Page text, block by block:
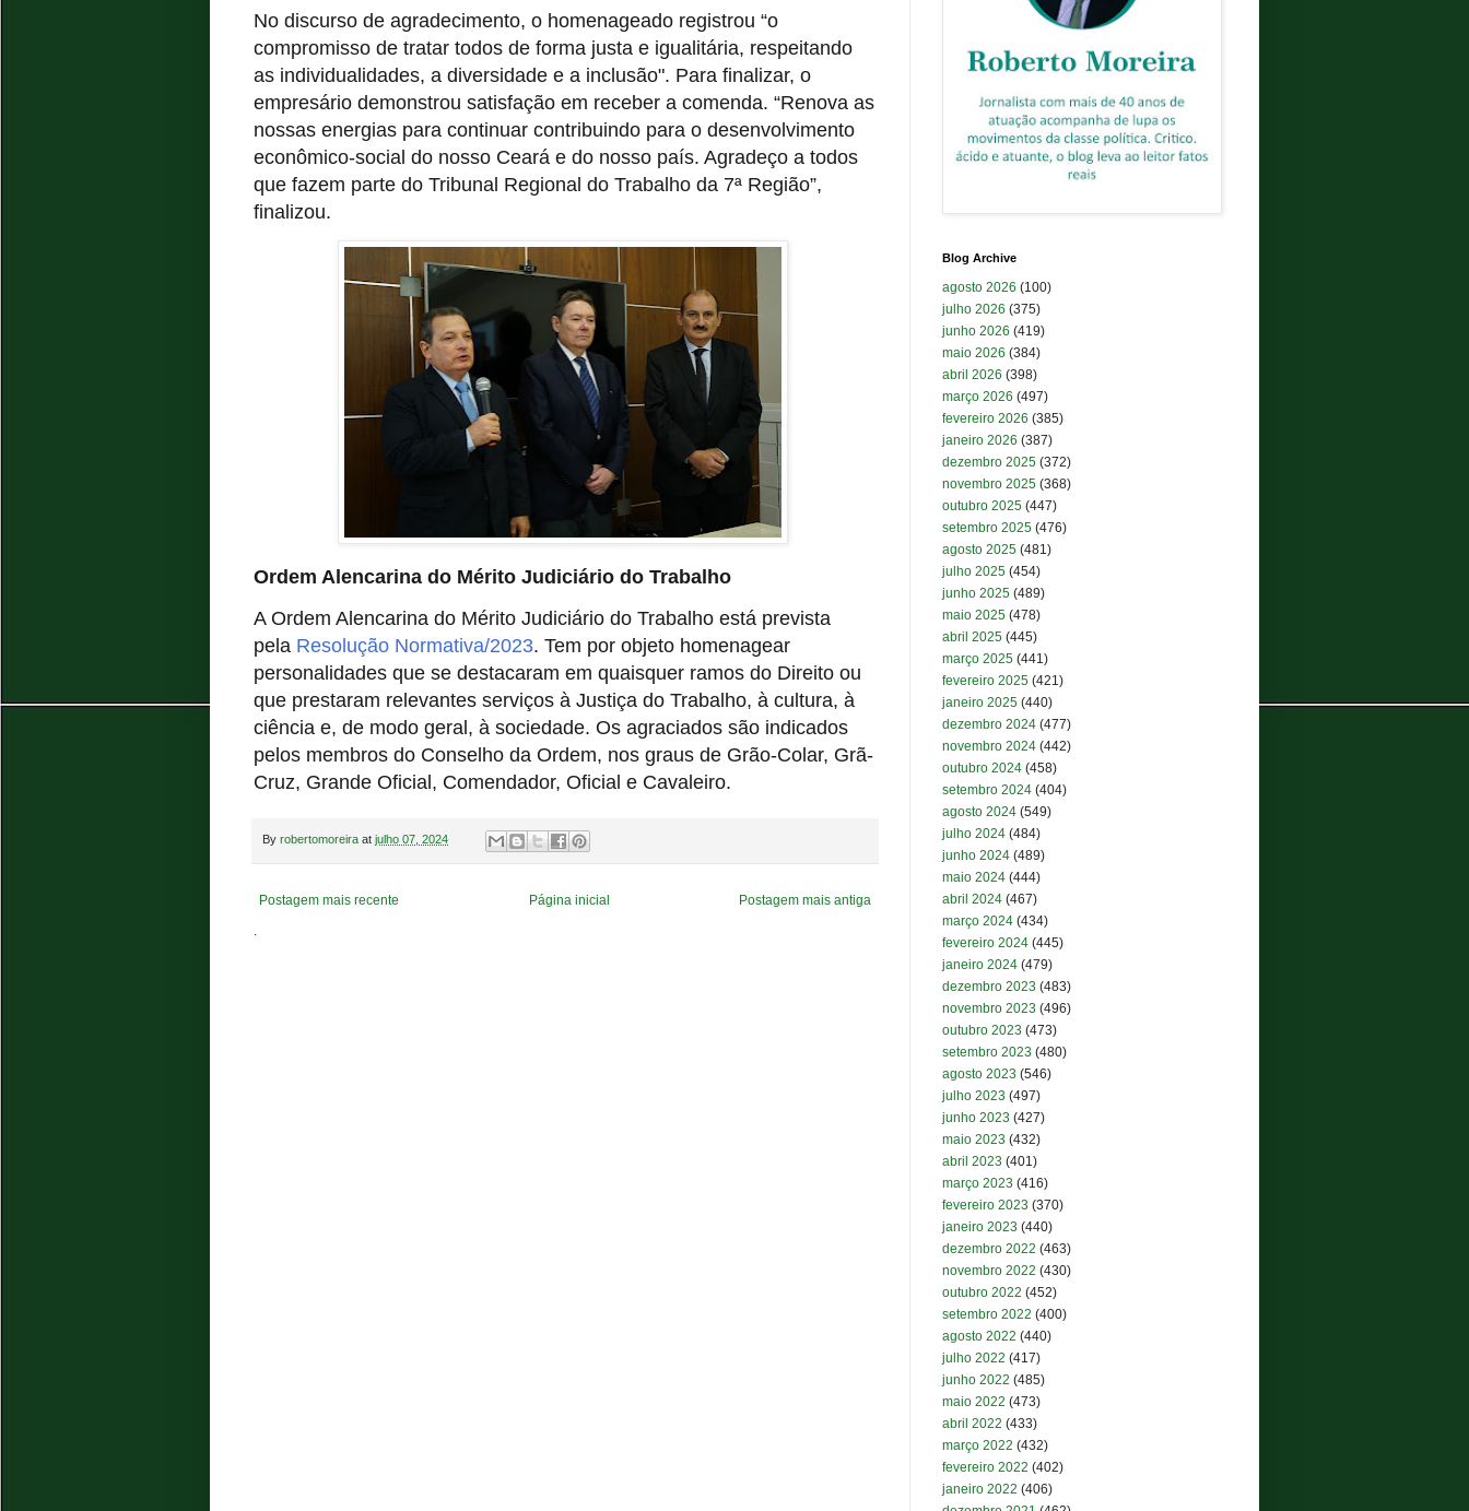
No discurso de agradecimento, o homenageado registrou “o
compromisso de tratar todos de forma justa e igualitária, respeitando
as individualidades, a diversidade e a inclusão". Para finalizar, o
empresário demonstrou satisfação em receber a comenda. “Renova as
nossas energias para continuar contribuindo para o desenvolvimento
econômico-social do nosso Ceará e do nosso país. Agradeço a todos
que fazem parte do Tribunal Regional do Trabalho da 7ª Região”,
finalizou.
Ordem Alencarina do Mérito Judiciário do Trabalho
A Ordem Alencarina do Mérito Judiciário do Trabalho está prevista
pela Resolução Normativa/2023. Tem por objeto homenagear
personalidades que se destacaram em quaisquer ramos do Direito ou
que prestaram relevantes serviços à Justiça do Trabalho, à cultura, à
ciência e, de modo geral, à sociedade. Os agraciados são indicados
pelos membros do Conselho da Ordem, nos graus de Grão-Colar, Grã-
Cruz, Grande Oficial, Comendador, Oficial e Cavaleiro.
By robertomoreira at julho 07, 2024
Postagem mais recente Postagem mais antiga
Página inicial
Blog Archive
agosto 2026 (100)
julho 2026 (375)
junho 2026 (419)
maio 2026 (384)
abril 2026 (398)
março 2026 (497)
fevereiro 2026 (385)
janeiro 2026 (387)
dezembro 2025 (372)
novembro 2025 (368)
outubro 2025 (447)
setembro 2025 (476)
agosto 2025 (481)
julho 2025 (454)
junho 2025 (489)
maio 2025 (478)
abril 2025 (445)
março 2025 (441)
fevereiro 2025 (421)
janeiro 2025 (440)
dezembro 2024 (477)
novembro 2024 (442)
outubro 2024 (458)
setembro 2024 (404)
agosto 2024 (549)
julho 2024 (484)
junho 2024 (489)
maio 2024 (444)
abril 2024 (467)
março 2024 (434)
fevereiro 2024 (445)
janeiro 2024 (479)
dezembro 2023 (483)
novembro 2023 (496)
outubro 2023 (473)
setembro 2023 (480)
agosto 2023 (546)
julho 2023 (497)
junho 2023 (427)
maio 2023 (432)
abril 2023 (401)
março 2023 (416)
fevereiro 2023 (370)
janeiro 2023 (440)
dezembro 2022 (463)
novembro 2022 (430)
outubro 2022 (452)
setembro 2022 (400)
agosto 2022 (440)
julho 2022 (417)
junho 2022 (485)
maio 2022 (473)
abril 2022 (433)
março 2022 (432)
fevereiro 2022 (402)
janeiro 2022 (406)